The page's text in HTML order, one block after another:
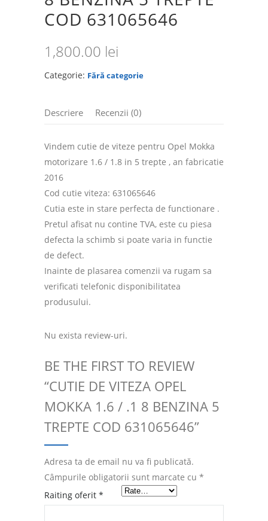
COD 631065646
1,800.00 lei
Categorie: Fără categorie
Descriere Recenzii (0)
Vindem cutie de viteze pentru Opel Mokka
motorizare 1.6 / 1.8 in 5 trepte , an fabricatie
2016
Cod cutie viteza: 631065646
Cutia este in stare perfecta de functionare .
Pretul afisat nu contine TVA, este cu piesa
defecta la schimb si poate varia in functie
de defect.
Inainte de plasarea comenzii va rugam sa
verificati telefonic disponibilitatea
produsului.
Nu exista review-uri.
BE THE FIRST TO REVIEW
“CUTIE DE VITEZA OPEL
MOKKA 1.6 / .1 8 BENZINA 5
TREPTE COD 631065646”
Adresa ta de email nu va fi publicată.
Câmpurile obligatorii sunt marcate cu *
Raiting oferit *